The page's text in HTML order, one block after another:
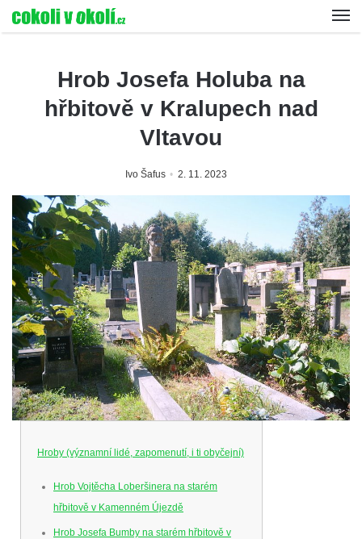
Hrob Josefa Holuba na
hřbitově v Kralupech nad
Vltavou
Ivo Šafus 2. 11. 2023
Hroby (významní lidé, zapomenutí, i ti obyčejní)
Hrob Vojtěcha Loberšinera na starém
hřbitově v Kamenném Újezdě
Hrob Josefa Bumby na starém hřbitově v